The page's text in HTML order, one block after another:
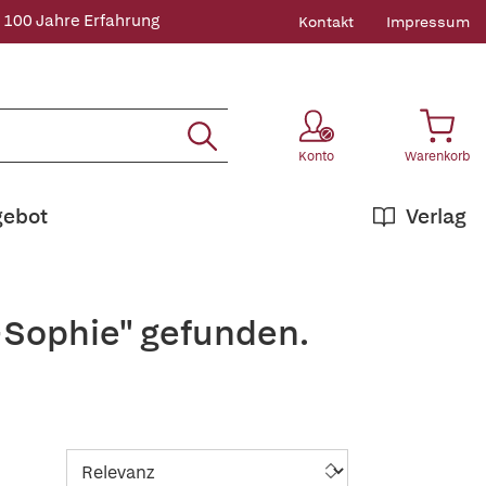
100 Jahre Erfahrung Kontakt Impressum
Konto Warenkorb
Verlag
gefunden.